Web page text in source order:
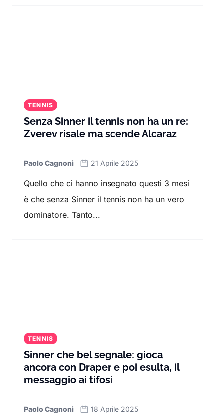
TENNIS
Senza Sinner il tennis non ha un re:
Zverev risale ma scende Alcaraz
Paolo Cagnoni 21 Aprile 2025
Quello che ci hanno insegnato questi 3 mesi
è che senza Sinner il tennis non ha un vero
dominatore. Tanto...
TENNIS
Sinner che bel segnale: gioca
ancora con Draper e poi esulta, il
messaggio ai tifosi
Paolo Cagnoni 18 Aprile 2025